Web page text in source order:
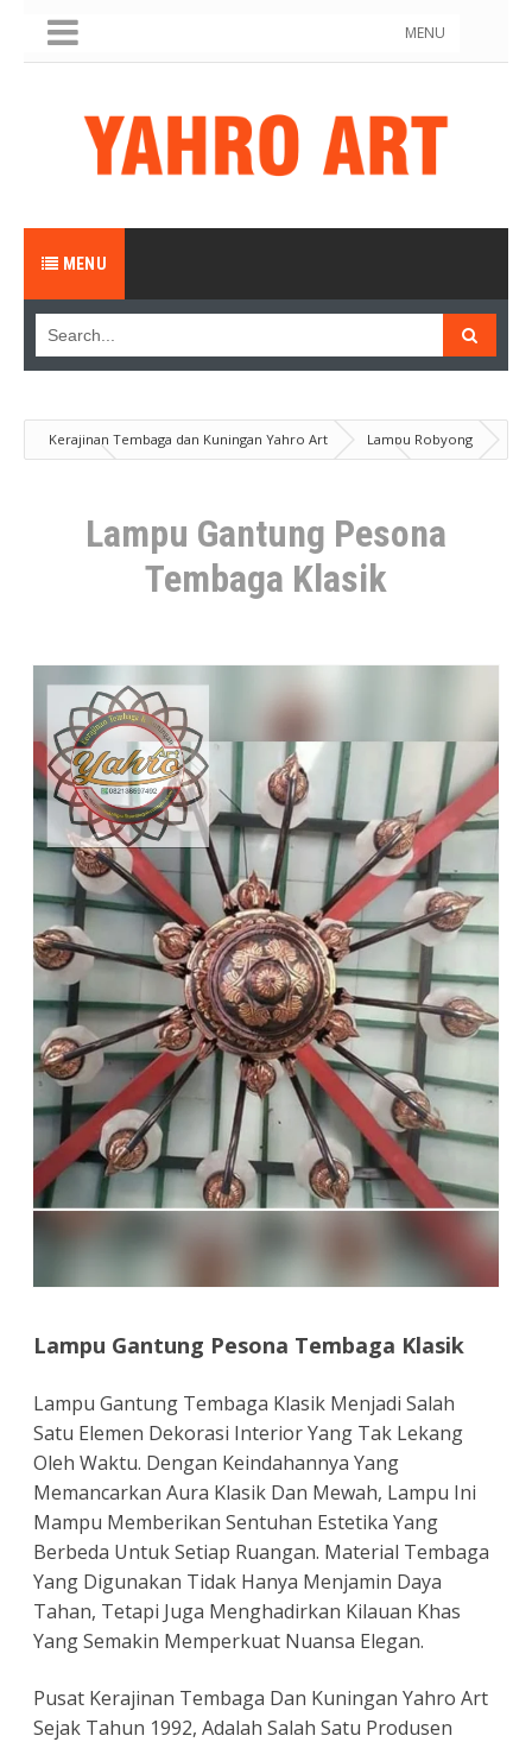
MENU
MENU
Kerajinan Tembaga dan Kuningan Yahro Art
Lampu Robyong
Produk
Lampu Gantung Pesona Tembaga Klasik
Lampu Gantung Pesona
Tembaga Klasik
Lampu Gantung Pesona Tembaga Klasik
Lampu Gantung Tembaga Klasik Menjadi Salah
Satu Elemen Dekorasi Interior Yang Tak Lekang
Oleh Waktu. Dengan Keindahannya Yang
Memancarkan Aura Klasik Dan Mewah, Lampu Ini
Mampu Memberikan Sentuhan Estetika Yang
Berbeda Untuk Setiap Ruangan. Material Tembaga
Yang Digunakan Tidak Hanya Menjamin Daya
Tahan, Tetapi Juga Menghadirkan Kilauan Khas
Yang Semakin Memperkuat Nuansa Elegan.
Pusat Kerajinan Tembaga Dan Kuningan Yahro Art
Sejak Tahun 1992, Adalah Salah Satu Produsen